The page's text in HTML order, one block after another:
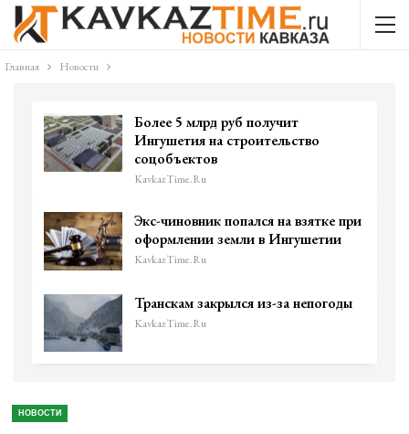
Главная Новости
Более 5 млрд руб получит
Ингушетия на строительство
соцобъектов
KavkazTime.ru
Экс-чиновник попался на взятке при
оформлении земли в Ингушетии
KavkazTime.ru
Транскам закрылся из-за непогоды
KavkazTime.ru
НОВОСТИ